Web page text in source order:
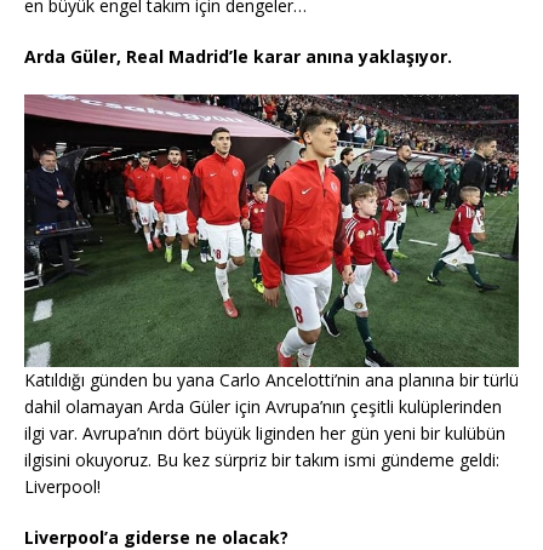
en büyük engel takım için dengeler…
Arda Güler, Real Madrid’le karar anına yaklaşıyor.
Katıldığı günden bu yana Carlo Ancelotti’nin ana planına bir türlü
dahil olamayan Arda Güler için Avrupa’nın çeşitli kulüplerinden
ilgi var. Avrupa’nın dört büyük liginden her gün yeni bir kulübün
ilgisini okuyoruz. Bu kez sürpriz bir takım ismi gündeme geldi:
Liverpool!
Liverpool’a giderse ne olacak?